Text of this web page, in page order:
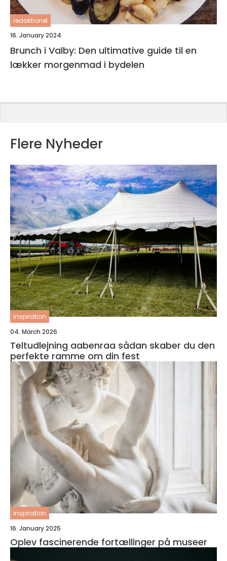
redaktionel
16. January 2024
Brunch i Valby: Den ultimative guide til en
lækker morgenmad i bydelen
Flere Nyheder
inspiration
04. March 2026
Teltudlejning aabenraa sådan skaber du den
perfekte ramme om din fest
inspiration
16. January 2025
Oplev fascinerende fortællinger på museer